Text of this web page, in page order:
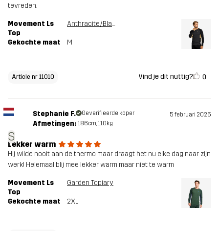
tevreden.
Movement Ls
Top
Anthracite/Black
Gekochte maat M
Article nr 11010 Vind je dit nuttig? 0
S
Stephanie F. Geverifieerde koper 5 februari 2025
Afmetingen: 186cm, 110kg
Lekker warm
Hij wilde nooit aan de thermo maar draagt het nu elke dag naar zijn
werk! Helemaal blij mee lekker warm maar niet te warm
Movement Ls
Top
Garden Topiary
Gekochte maat 2XL